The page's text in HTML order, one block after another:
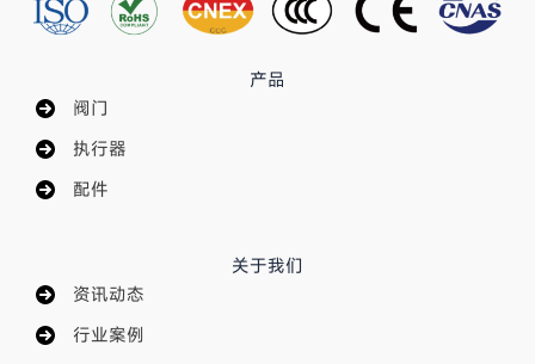
产品
阀门
执行器
配件
关于我们
资讯动态
行业案例